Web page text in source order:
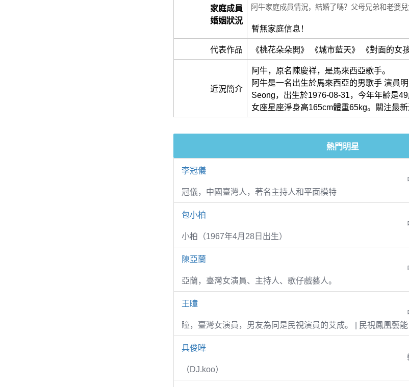
家庭成員
婚姻狀況
阿牛家庭成員情況，結婚了嗎？父母兄弟和老婆
暫無家庭信息！
代表作品 《桃花朵朵開》 《城市藍天》 《對面的女
近況簡介
阿牛，原名陳慶祥，是馬來西亞歌手。
阿牛是一名出生於馬來西亞的男歌手 演員
Seong，出生於1976-08-31，今年年齡是
女座星座淨身高165cm體重65kg。關注最新
熱門明星
李冠儀
冠儀，中國臺灣人，著名主持人和平面模特
包小柏
小柏（1967年4月28日出生）
陳亞蘭
亞蘭，臺灣女演員、主持人、歌仔戲藝人。
王瞳
瞳，臺灣女演員，男友為同是民視演員的艾成。 | 民視鳳凰藝能
具俊曄
（DJ.koo）